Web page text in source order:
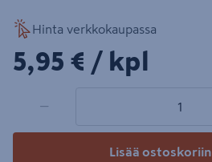
Hinta verkkokaupassa
5,95€/kpl
5,95 € / kpl
−
Lisää ostoskoriin